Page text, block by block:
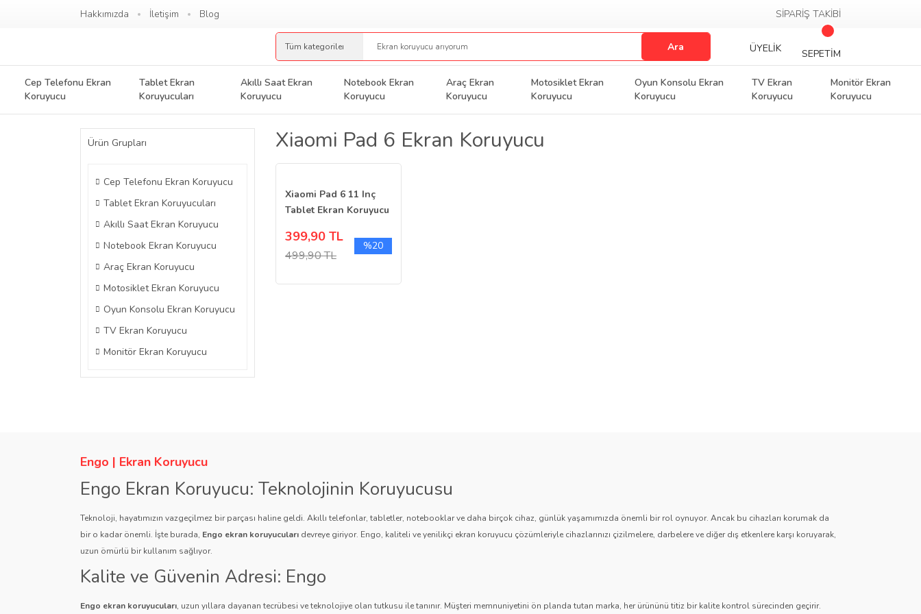
Hakkımızda İletişim Blog SİPARİŞ TAKİBİ
Ara ÜYELİK SEPETİM
Cep Telefonu Ekran
Koruyucu
Tablet Ekran
Koruyucuları
Akıllı Saat Ekran
Koruyucu
Notebook Ekran
Koruyucu
Araç Ekran
Koruyucu
Motosiklet Ekran
Koruyucu
Oyun Konsolu Ekran
Koruyucu
TV Ekran
Koruyucu
Monitör Ekran
Koruyucu
Ürün Grupları
Cep Telefonu Ekran Koruyucu
Tablet Ekran Koruyucuları
Akıllı Saat Ekran Koruyucu
Notebook Ekran Koruyucu
Araç Ekran Koruyucu
Motosiklet Ekran Koruyucu
Oyun Konsolu Ekran Koruyucu
TV Ekran Koruyucu
Monitör Ekran Koruyucu
Xiaomi Pad 6 Ekran Koruyucu
Xiaomi Pad 6 11 Inç
Tablet Ekran Koruyucu
399,90 TL
499,90 TL
%20
Engo | Ekran Koruyucu
Engo Ekran Koruyucu: Teknolojinin Koruyucusu
Teknoloji, hayatımızın vazgeçilmez bir parçası haline geldi. Akıllı telefonlar, tabletler, notebooklar ve daha birçok cihaz, günlük yaşamımızda önemli bir rol oynuyor. Ancak bu cihazları korumak da
bir o kadar önemli. İşte burada, Engo ekran koruyucuları devreye giriyor. Engo, kaliteli ve yenilikçi ekran koruyucu çözümleriyle cihazlarınızı çizilmelere, darbelere ve diğer dış etkenlere karşı koruyarak,
uzun ömürlü bir kullanım sağlıyor.
Kalite ve Güvenin Adresi: Engo
Engo ekran koruyucuları, uzun yıllara dayanan tecrübesi ve teknolojiye olan tutkusu ile tanınır. Müşteri memnuniyetini ön planda tutan marka, her ürününü titiz bir kalite kontrol sürecinden geçirir.